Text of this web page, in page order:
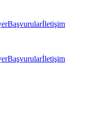
Başvurularİletişim
Başvurularİletişim